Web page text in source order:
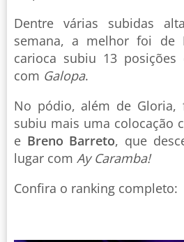
Dentre várias subidas
semana, a melhor foi de
carioca subiu 13
com Galopa.
No pódio, além de
subiu mais uma colocação
e Breno Barreto, que
lugar com Ay Caramba!
Confira o ranking completo: